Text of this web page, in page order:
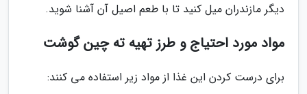
دیگر مازندران میل کنید تا با طعم اصیل آن آشنا شوید.
مواد مورد احتیاج و طرز تهیه ته چین گوشت
برای درست کردن این غذا از مواد زیر استفاده می کنند: